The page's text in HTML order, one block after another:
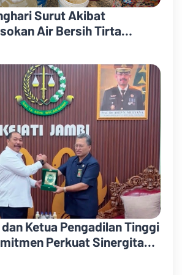
Surut Akibat
Air Bersih Tirta
Keruh
Ketua Pengadilan Tinggi
Perkuat Sinergitas